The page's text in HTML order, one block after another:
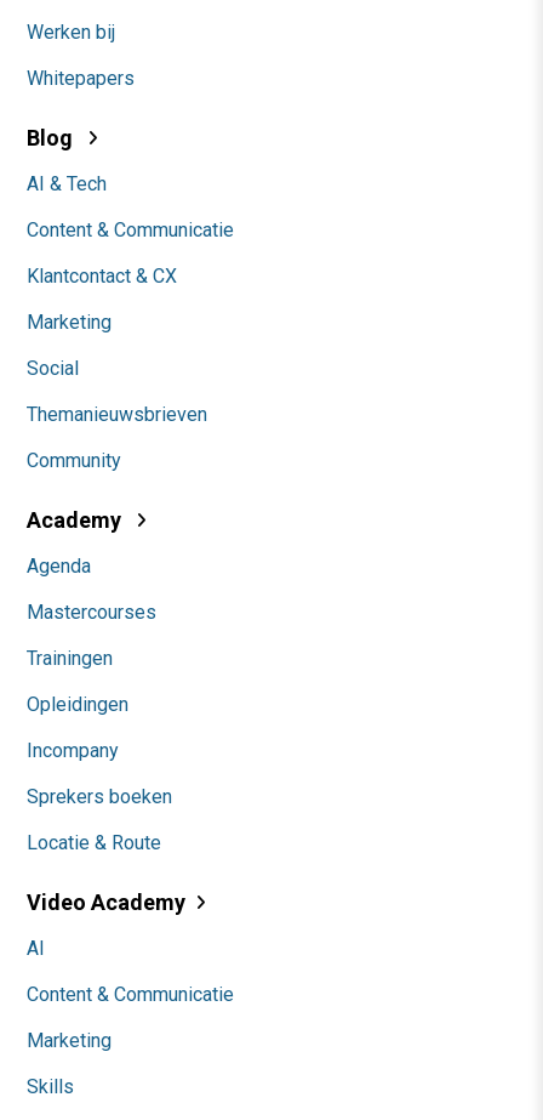
Werken bij
Whitepapers
Blog
AI & Tech
Content & Communicatie
Klantcontact & CX
Marketing
Social
Themanieuwsbrieven
Community
Academy
Agenda
Mastercourses
Trainingen
Opleidingen
Incompany
Sprekers boeken
Locatie & Route
Video Academy
AI
Content & Communicatie
Marketing
Skills